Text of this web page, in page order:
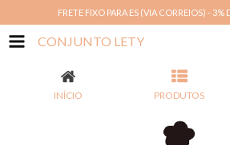
FRETE FIXO PARA ES (VIA CORREIOS) - 3%
CONJUNTO LETY
INÍCIO PRODUTOS